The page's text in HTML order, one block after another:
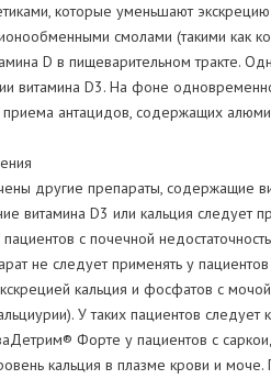
которые уменьшают
смолами (такими как
D в пищеварительном тракте.
витамина D3. На фоне
антацидов, содержащих
другие препараты, содержащие
витамина D3 или кальция следует
с почечной
не следует применять у
кальция и фосфатов с
У таких пациентов
Форте у пациентов с
кальция в плазме крови и